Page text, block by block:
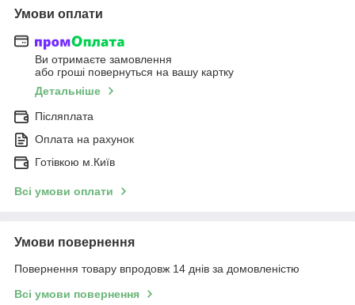
Умови оплати
Ви отримаєте замовлення
або гроші повернуться на вашу картку
Детальніше
Післяплата
Оплата на рахунок
Готівкою м.Київ
Всі умови оплати
Умови повернення
Повернення товару впродовж 14 днів за домовленістю
Всі умови повернення